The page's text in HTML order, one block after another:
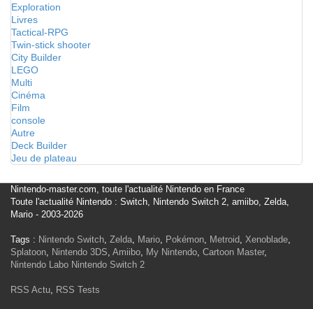
Exploration
Livres
Tactical-RPG
Twin-stick shooter
City Builder
LEGO
Multi
Cinéma
Film
console
Autre
Deck Builder
Jeu de plateau
Nintendo-master.com, toute l'actualité Nintendo en France
Toute l'actualité Nintendo : Switch, Nintendo Switch 2, amiibo, Zelda,
Mario - 2003-2026
Tags : Nintendo Switch, Zelda, Mario, Pokémon, Metroid, Xenoblade,
Splatoon, Nintendo 3DS, Amiibo, My Nintendo, Cartoon Master,
Nintendo Labo Nintendo Switch 2
RSS Actu, RSS Tests